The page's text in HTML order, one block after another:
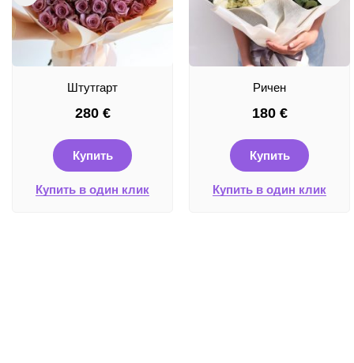
Штутгарт
280 €
Купить
Купить в один клик
Ричен
180 €
Купить
Купить в один клик